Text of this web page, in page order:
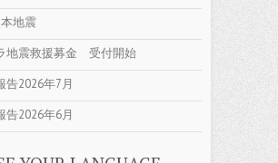
地震
地震救援募金 受付開始
告2026年7月
告2026年6月